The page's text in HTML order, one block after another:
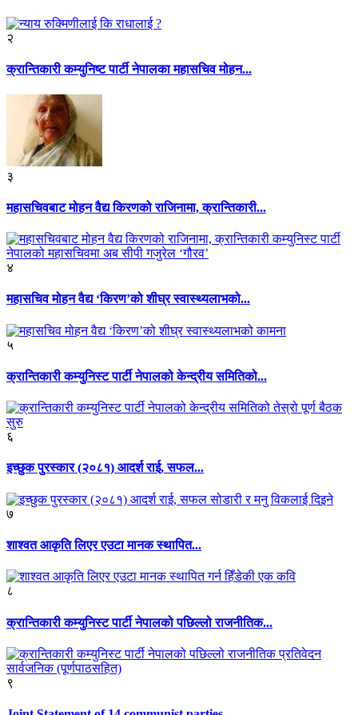
२
क्रान्तिकारी कम्युनिष्ट पार्टी नेपालका महासचिव मोहन...
३
महासचिवबाट मोहन वैद्य किरणको राजिनामा, क्रान्तिकारी...
४
महासचिव मोहन वैद्य ‘किरण’को शीघ्र स्वास्थ्यलाभको...
५
क्रान्तिकारी कम्युनिस्ट पार्टी नेपालको केन्द्रीय समितिको...
६
इच्छुक पुरस्कार (२०८१) आदर्श राई, सफल...
७
शाश्वत आकृति लिएर एउटा मानक स्थापित...
८
क्रान्तिकारी कम्युनिस्ट पार्टी नेपालको पछिल्लो राजनीतिक...
९